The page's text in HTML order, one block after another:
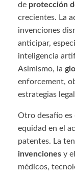
de protección
crecientes. La
invenciones
anticipar,
inteligencia
Asimismo, la
enforcement,
estrategias
Otro desafío es
equidad en el
patentes. La
invenciones y
médicos,